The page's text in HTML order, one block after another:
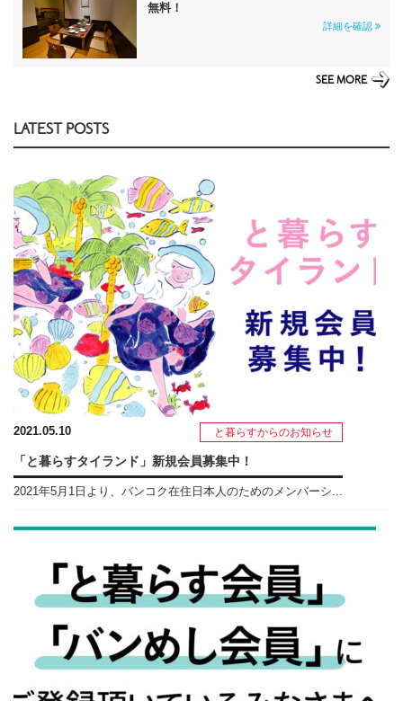
無料！
詳細を確認
SEE MORE
LATEST POSTS
2021.05.10 と暮らすからのお知らせ
「と暮らすタイランド」新規会員募集中！
2021年5月1日より、バンコク在住日本人のためのメンバーシ...